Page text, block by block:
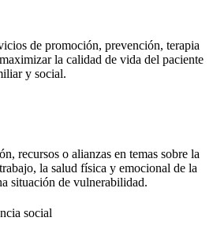
de promoción, prevención, terapia
la calidad de vida del paciente
y social.
recursos o alianzas en temas sobre la
la salud física y emocional de la
situación de vulnerabilidad.
social